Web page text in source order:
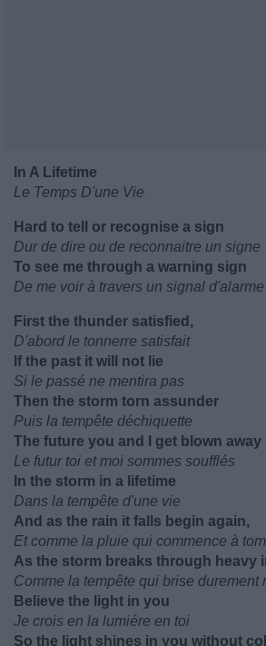
In A Lifetime
Le Temps D'une Vie
Hard to tell or recognise a sign
Dur de dire ou de reconnaitre un signe
To see me through a warning sign
De me voir à travers un signal d'alarme
First the thunder satisfied,
D'abord le tonnerre satisfait
If the past it will not lie
Si le passé ne mentira pas
Then the storm torn assunder
Puis la tempête déchiquette
The future you and I get blown away
Le futur toi et moi sommes soufflés
In the storm in a lifetime
Dans la tempête d'une vie
And as the rain it falls begin again,
Et comme la pluie qui commence à
As the storm breaks through heavy
Comme la tempête qui brise durement
Believe the light in you
Je crois en la lumiére en toi
So the light shines in you without